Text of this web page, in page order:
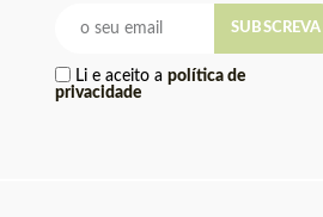
Li e aceito a política de
privacidade
SUBSCREVA